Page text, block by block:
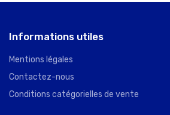
Informations utiles
Mentions légales
Contactez-nous
Conditions catégorielles de vente